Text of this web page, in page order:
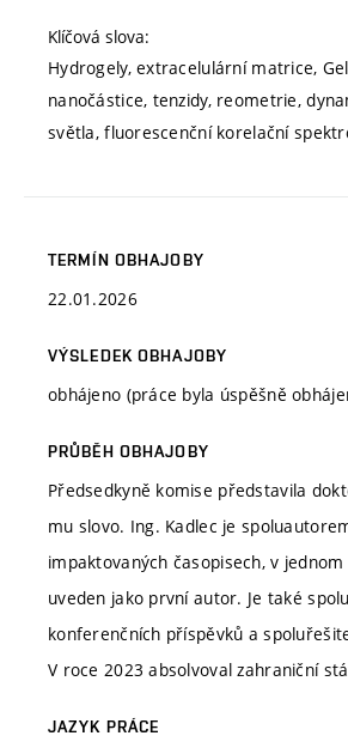
Klíčová slova:
Hydrogely, extracelulární matrice,
nanočástice, tenzidy, reometrie,
světla, fluorescenční korelační
TERMÍN OBHAJOBY
22.01.2026
VÝSLEDEK OBHAJOBY
obhájeno (práce byla úspěšně
PRŮBĚH OBHAJOBY
Předsedkyně komise představila
mu slovo. Ing. Kadlec je
impaktovaných časopisech, v
uveden jako první autor. Je také
konferenčních příspěvků a
V roce 2023 absolvoval zahraniční
JAZYK PRÁCE